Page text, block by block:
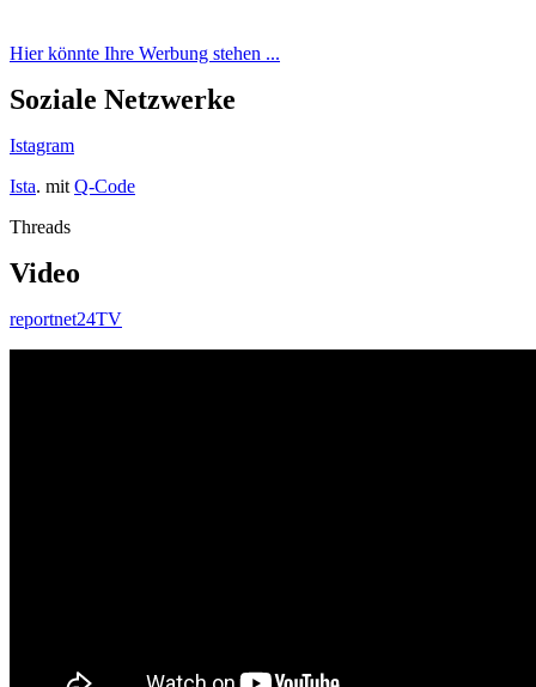
Hier könnte Ihre Werbung stehen ...
Soziale Netzwerke
Istagram
Ista. mit Q-Code
Threads
Video
reportnet24TV